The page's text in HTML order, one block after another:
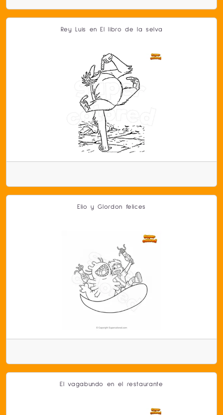
Rey Luis en El libro de la selva
Elio y Glordon felices
El vagabundo en el restaurante